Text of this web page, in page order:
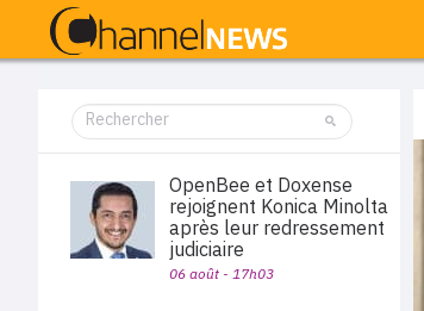
OpenBee et Doxense
rejoignent Konica Minolta
après leur redressement
judiciaire
06 août - 17h03